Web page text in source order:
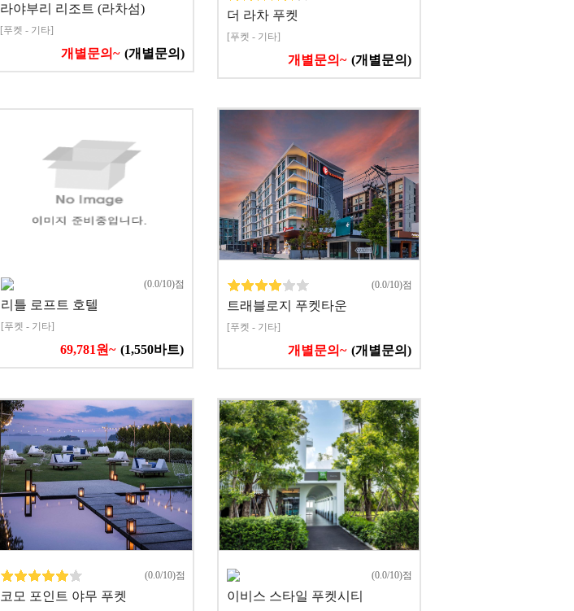
라야부리 리조트 (라차섬)
[푸켓 - 기타]
개별문의~ (개별문의)
더 라차 푸켓
[푸켓 - 기타]
개별문의~ (개별문의)
(0.0/10)점
리틀 로프트 호텔
[푸켓 - 기타]
69,781원~ (1,550바트)
(0.0/10)점
트래블로지 푸켓타운
[푸켓 - 기타]
개별문의~ (개별문의)
(0.0/10)점
코모 포인트 야무 푸켓
(0.0/10)점
이비스 스타일 푸켓시티